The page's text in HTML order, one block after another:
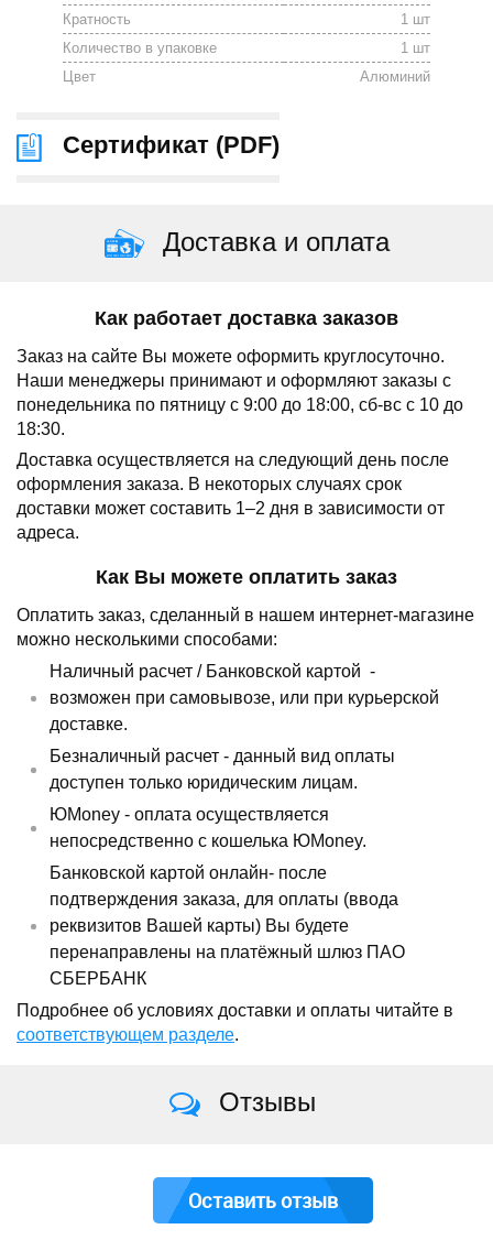
Кратность
1 шт
Количество в упаковке
1 шт
Цвет
Алюминий
Сертификат (PDF)
Доставка и оплата
Как работает доставка заказов
Заказ на сайте Вы можете оформить круглосуточно.
Наши менеджеры принимают и оформляют заказы с
понедельника по пятницу с 9:00 до 18:00, сб-вс с 10 до
18:30.
Доставка осуществляется на следующий день после
оформления заказа. В некоторых случаях срок
доставки может составить 1–2 дня в зависимости от
адреса.
Как Вы можете оплатить заказ
Оплатить заказ, сделанный в нашем интернет-магазине
можно несколькими способами:
Наличный расчет / Банковской картой -
возможен при самовывозе, или при курьерской
доставке.
Безналичный расчет - данный вид оплаты
доступен только юридическим лицам.
ЮMoney - оплата осуществляется
непосредственно с кошелька ЮMoney.
Банковской картой онлайн- после
подтверждения заказа, для оплаты (ввода
реквизитов Вашей карты) Вы будете
перенаправлены на платёжный шлюз ПАО
СБЕРБАНК
Подробнее об условиях доставки и оплаты читайте в
соответствующем разделе.
Отзывы
Оставить отзыв